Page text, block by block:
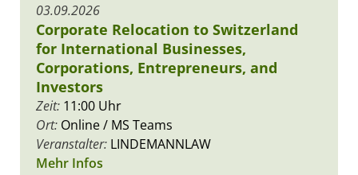
03.09.2026
Corporate Relocation to Switzerland
for International Businesses,
Corporations, Entrepreneurs, and
Investors
Zeit: 11:00 Uhr
Ort: Online / MS Teams
Veranstalter: LINDEMANNLAW
Mehr Infos